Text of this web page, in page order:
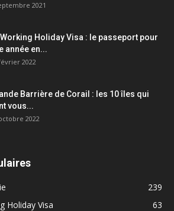
2021
Working Holiday Visa : le passeport pour
année en...
2022
Barrière de Corail : les 10 îles qui
vous...
2022
239
Holiday Visa
63